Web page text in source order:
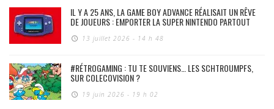
IL Y A 25 ANS, LA GAME BOY ADVANCE RÉALISAIT UN RÊVE
DE JOUEURS : EMPORTER LA SUPER NINTENDO PARTOUT
13 juillet 2026 - 14 h 48
#RÉTROGAMING : TU TE SOUVIENS… LES SCHTROUMPFS,
SUR COLECOVISION ?
19 juin 2026 - 19 h 02